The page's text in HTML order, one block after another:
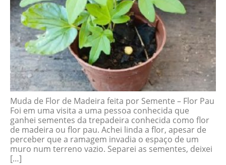
Muda de Flor de Madeira feita por Semente – Flor Pau
Foi em uma visita a uma pessoa conhecida que
ganhei sementes da trepadeira conhecida como flor
de madeira ou flor pau. Achei linda a flor, apesar de
perceber que a ramagem invadia o espaço de um
muro num terreno vazio. Separei as sementes, deixei
[…]